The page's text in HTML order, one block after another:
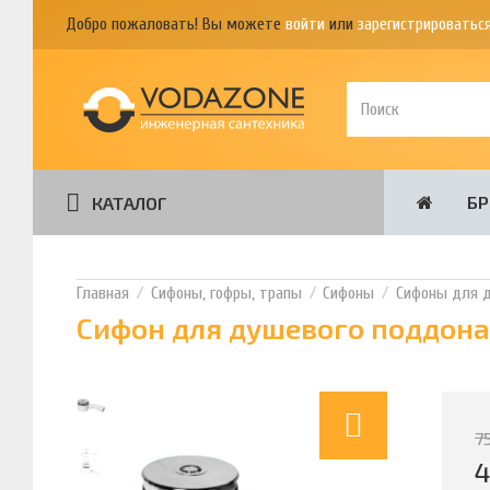
Добро пожаловать! Вы можете войти или
КАТАЛОГ
Сифоны, гофры, трапы Сифоны Сифоны для
Сифон для душевого